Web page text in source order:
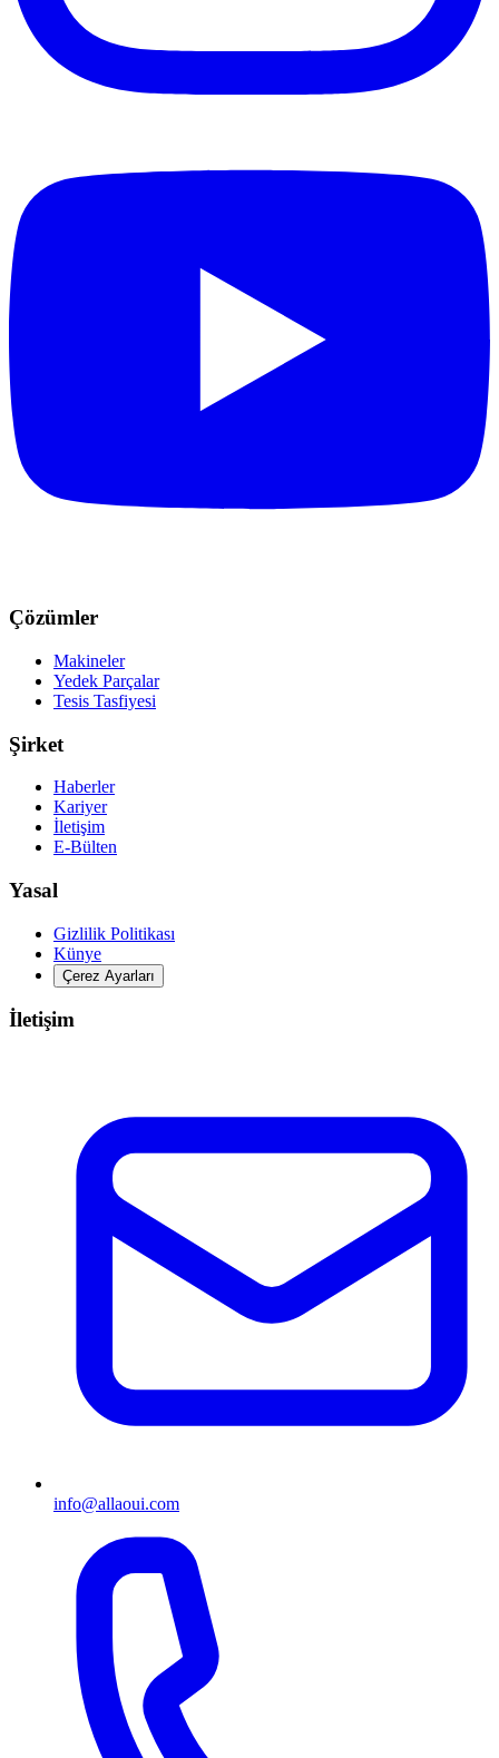
Çözümler
Makineler
Yedek Parçalar
Tesis Tasfiyesi
Şirket
Haberler
Kariyer
İletişim
E-Bülten
Yasal
Gizlilik Politikası
Künye
Çerez Ayarları
İletişim
info@allaoui.com